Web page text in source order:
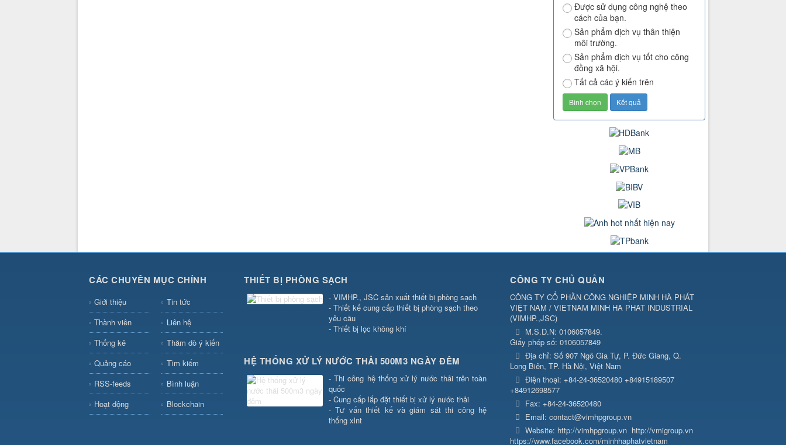
Được sử dụng công nghệ theo
cách của bạn.
Sản phẩm dịch vụ thân thiện
môi trường.
Sản phẩm dịch vụ tốt cho công
đồng xã hội.
Tất cả các ý kiến trên
CÁC CHUYÊN MỤC CHÍNH
Giới thiệu
Tin tức
Thành viên
Liên hệ
Thống kê
Thăm dò ý kiến
Quảng cáo
Tìm kiếm
RSS-feeds
Bình luận
Hoạt động
Blockchain
THIẾT BỊ PHÒNG SẠCH
- VIMHP., JSC sản xuất thiết bị phòng sạch
- Thiết kế cung cấp thiết bị phòng sạch theo
yêu cầu
- Thiết bị lọc không khí
HỆ THỐNG XỬ LÝ NƯỚC THẢI 500M3 NGÀY ĐÊM
- Thi công hệ thống xử lý nước thải trên toàn
quốc
- Cung cấp lắp đặt thiết bị xử lý nước thải
- Tư vấn thiết kế và giám sát thi công hệ
thống xlnt
CÔNG TY CHỦ QUẢN
CÔNG TY CỔ PHẦN CÔNG NGHIỆP MINH HÀ PHÁT
VIỆT NAM / VIETNAM MINH HA PHAT INDUSTRIAL
(VIMHP.,JSC)
M.S.D.N: 0106057849.
Giấy phép số: 0106057849
Địa chỉ: Số 907 Ngô Gia Tự, P. Đức Giang, Q.
Long Biên, TP. Hà Nội, Việt Nam
Điện thoại: +84-24-36520480 +84915189507
+84912698577
Fax: +84-24-36520480
Email: contact@vimhpgroup.vn
Website: http://vimhpgroup.vn http://vmigroup.vn
https://www.facebook.com/minhhaphatvietnam